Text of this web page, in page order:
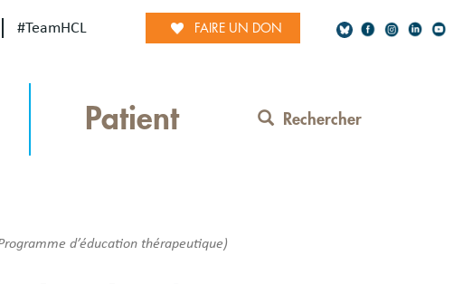
#TeamHCL FAIRE UN DON
Network
Patient Rechercher
d’éducation thérapeutique)